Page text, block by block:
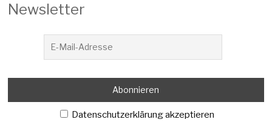
Newsletter
Datenschutzerklärung akzeptieren